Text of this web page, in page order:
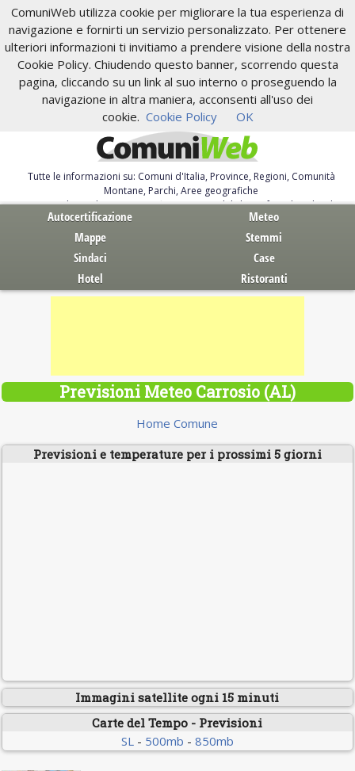
ComuniWeb utilizza cookie per migliorare la tua esperienza di
navigazione e fornirti un servizio personalizzato. Per ottenere
ulteriori informazioni ti invitiamo a prendere visione della nostra
Cookie Policy. Chiudendo questo banner, scorrendo questa
pagina, cliccando su un link al suo interno o proseguendo la
navigazione in altra maniera, acconsenti all'uso dei
cookie. Cookie Policy OK
Tutte le informazioni su: Comuni d'Italia, Province, Regioni, Comunità
Montane, Parchi, Aree geografiche
Servizi al Cittadino. Autocertificazione, moduli, leggi, free download
Autocertificazione
Meteo
Mappe
Stemmi
Sindaci
Case
Hotel
Ristoranti
Previsioni Meteo Carrosio (AL)
Home Comune
Previsioni e temperature per i prossimi 5 giorni
Immagini satellite ogni 15 minuti
Carte del Tempo - Previsioni
SL- 500mb - 850mb